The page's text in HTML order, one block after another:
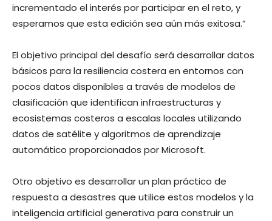
incrementado el interés por participar en el reto, y
esperamos que esta edición sea aún más exitosa.”
El objetivo principal del desafío será desarrollar datos
básicos para la resiliencia costera en entornos con
pocos datos disponibles a través de modelos de
clasificación que identifican infraestructuras y
ecosistemas costeros a escalas locales utilizando
datos de satélite y algoritmos de aprendizaje
automático proporcionados por Microsoft.
Otro objetivo es desarrollar un plan práctico de
respuesta a desastres que utilice estos modelos y la
inteligencia artificial generativa para construir un